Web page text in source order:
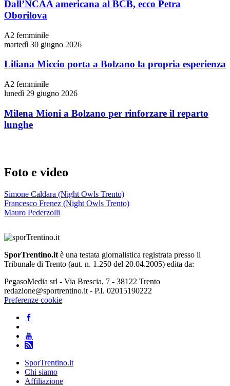
Dall’NCAA americana al BCB, ecco Petra
Oborilova
A2 femminile
martedì 30 giugno 2026
Liliana Miccio porta a Bolzano la propria esperienza
A2 femminile
lunedì 29 giugno 2026
Milena Mioni a Bolzano per rinforzare il reparto
lunghe
Foto e video
Simone Caldara (Night Owls Trento)
Francesco Frenez (Night Owls Trento)
Mauro Pederzolli
SporTrentino.it è una testata giornalistica registrata presso il
Tribunale di Trento (aut. n. 1.250 del 20.04.2005) edita da:
PegasoMedia srl - Via Brescia, 7 - 38122 Trento
redazione@sportrentino.it - P.I. 02015190222
Preferenze cookie
SporTrentino.it
Chi siamo
Affiliazione